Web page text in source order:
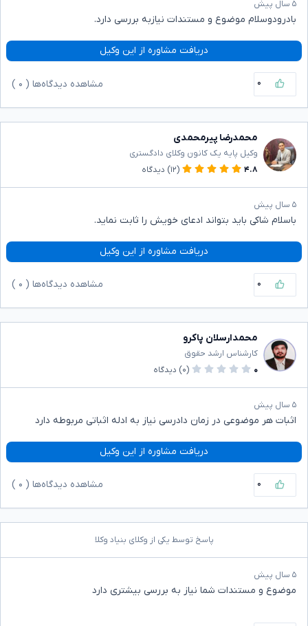
۵ سال پیش
بادرودوسلام موضوع و مستندات نیازبه بررسی دارد.
دریافت مشاوره از این وکیل
۰ مشاهده دیدگاه‌ها ( ۰
محمدرضا پیرمحمدی
وکیل پایه یک کانون وکلای دادگستری
۴.۸
(۱۲) دیدگاه
۵ سال پیش
باسلام شاکی باید بتواند ادعای خویش را ثابت نماید.
دریافت مشاوره از این وکیل
۰ مشاهده دیدگاه‌ها ( ۰
محمدارسلان پاکرو
کارشناس ارشد حقوق
۰
(۰) دیدگاه
۵ سال پیش
اثبات هر موضوعی در زمان دادرسی نیاز به ادله اثباتی مربوطه دارد
دریافت مشاوره از این وکیل
۰ مشاهده دیدگاه‌ها ( ۰
پاسخ توسط یکی از وکلای بنیاد وکلا
۵ سال پیش
موضوع و مستندات شما نیاز به بررسی بیشتری دارد